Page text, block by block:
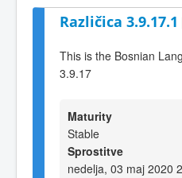
Različica 3.9.17.1
This is the Bosnian
3.9.17
Maturity
Stable
Sprostitve
nedelja, 03 maj 2020